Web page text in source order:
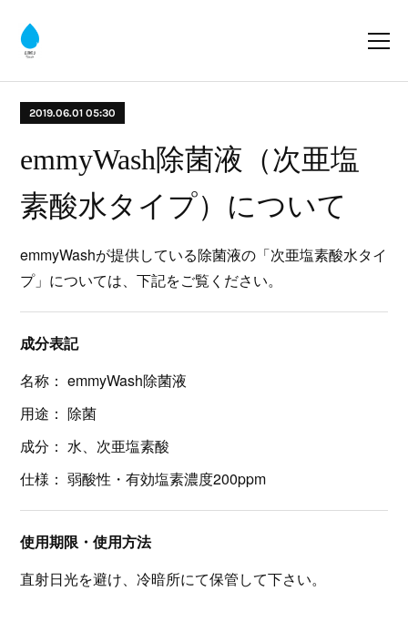
2019.06.01 05:30
emmyWash除菌液（次亜塩
素酸水タイプ）について
emmyWashが提供している除菌液の「次亜塩素酸水タイ
プ」については、下記をご覧ください。
成分表記
名称： emmyWash除菌液
用途： 除菌
成分： 水、次亜塩素酸
仕様： 弱酸性・有効塩素濃度200ppm
使用期限・使用方法
直射日光を避け、冷暗所にて保管して下さい。